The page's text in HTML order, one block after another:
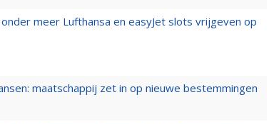
meer Lufthansa en easyJet slots vrijgeven op
maatschappij zet in op nieuwe bestemmingen